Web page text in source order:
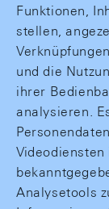
Funktionen,
stellen,
und die
ihrer
analysieren.
Analysetools